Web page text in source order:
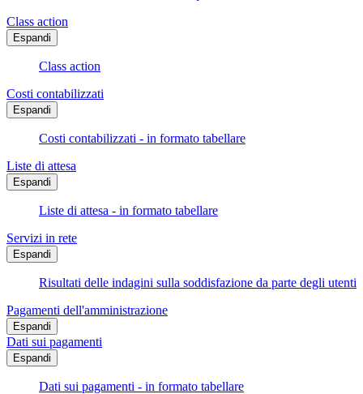
Class action
Espandi
Class action
Costi contabilizzati
Espandi
Costi contabilizzati - in formato tabellare
Liste di attesa
Espandi
Liste di attesa - in formato tabellare
Servizi in rete
Espandi
Risultati delle indagini sulla soddisfazione da parte degli utenti
Pagamenti dell'amministrazione
Espandi
Dati sui pagamenti
Espandi
Dati sui pagamenti - in formato tabellare